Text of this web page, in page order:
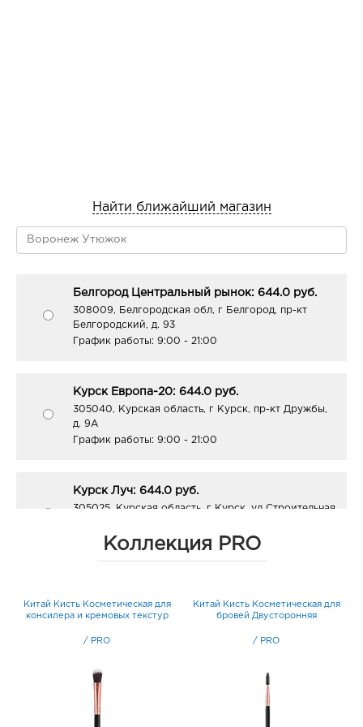
Долго хранить и использовать грязные кисти –
это приводит к ломкости натурального ворса.
Найти ближайший магазин
Белгород Центральный рынок: 644.0 руб.
308009, Белгородская обл, г Белгород, пр-кт
Белгородский, д. 93
График работы: 9:00 - 21:00
Курск Европа-20: 644.0 руб.
305040, Курская область, г Курск, пр-кт Дружбы,
д. 9А
График работы: 9:00 - 21:00
Курск Луч: 644.0 руб.
305025, Курская область, г Курск, ул Строительная
График работы:9:00 - 20:00
398004, Липецкая обл, г Липецк, ул А.Г. Стаханова,
д. 36
График работы:
Липецк Милолика Радуга: 644.0 руб.
398007, Липецкая обл, г Липецк, ул Студеновская,
д. 184
Коллекция PRO
Китай Кисть Косметическая для
консилера и кремовых текстур
/ PRO
Китай Кисть Косметическая для
бровей Двусторонняя
/ PRO